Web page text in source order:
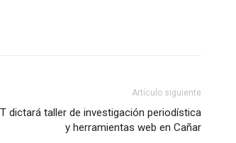
Artículo siguiente
dictará taller de investigación periodística
y herramientas web en Cañar